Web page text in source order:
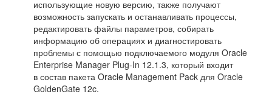
использующие новую версию, также получают
возможность запускать и останавливать процессы,
редактировать файлы параметров, собирать
информацию об операциях и диагностировать
проблемы с помощью подключаемого модуля Oracle
Enterprise Manager Plug-In 12.1.3, который входит
в состав пакета Oracle Management Pack для Oracle
GoldenGate 12c.